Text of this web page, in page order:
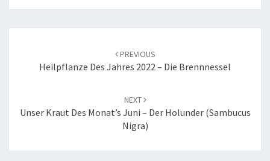
PREVIOUS
Heilpflanze Des Jahres 2022 – Die Brennnessel
NEXT
Unser Kraut Des Monat’s Juni – Der Holunder (Sambucus
Nigra)